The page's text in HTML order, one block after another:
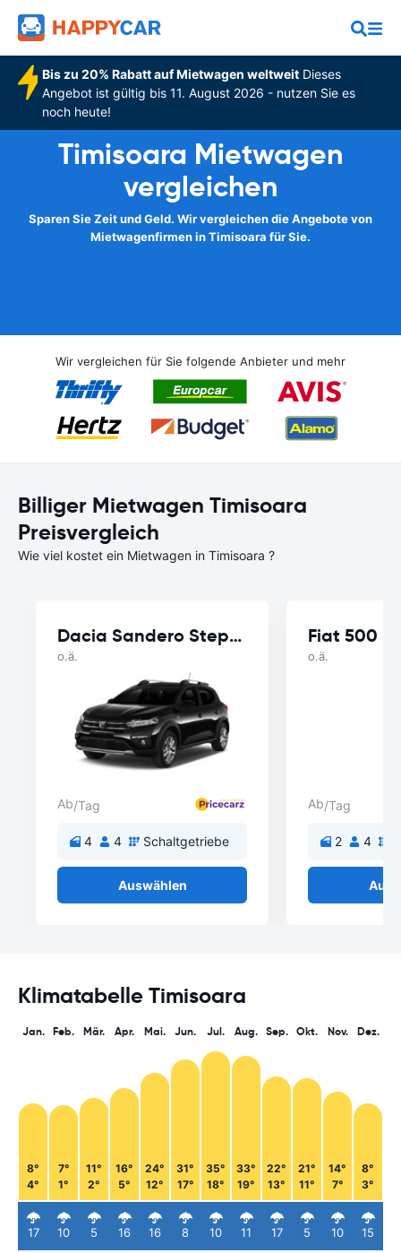
Bis zu 20% Rabatt auf Mietwagen weltweitDieses
Angebot ist gültig bis 11. August 2026 - nutzen Sie es
noch heute!
Timisoara Mietwagen
vergleichen
Sparen Sie Zeit und Geld. Wir vergleichen die Angebote von
Mietwagenfirmen in Timisoara für Sie.
Wir vergleichen für Sie folgende Anbieter und mehr
Billiger Mietwagen Timisoara
Preisvergleich
Wie viel kostet ein Mietwagen in Timisoara ?
Dacia Sandero Stepway
o.ä.
Ab/Tag
4 4 Schaltgetriebe
Auswählen
Fiat 500
o.ä.
Ab/Tag
2 4
Klimatabelle Timisoara
Jan.
8°
4°
17
Feb.
7°
1°
10
Mär.
11°
2°
5
Apr.
16°
5°
16
Mai.
24°
12°
16
Jun.
31°
17°
8
Jul.
35°
18°
10
Aug.
33°
19°
11
Sep.
22°
13°
17
Okt.
21°
11°
5
Nov.
14°
7°
10
Dez.
8°
3°
15